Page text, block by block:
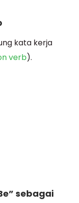
kata kerja
verb).
sebagai